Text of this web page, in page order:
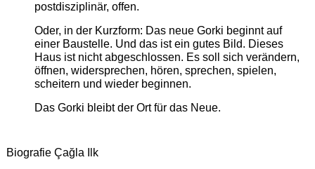
postdisziplinär, offen.
Oder, in der Kurzform: Das neue Gorki beginnt auf
einer Baustelle. Und das ist ein gutes Bild. Dieses
Haus ist nicht abgeschlossen. Es soll sich verändern,
öffnen, widersprechen, hören, sprechen, spielen,
scheitern und wieder beginnen.
Das Gorki bleibt der Ort für das Neue.
Biografie Çağla Ilk